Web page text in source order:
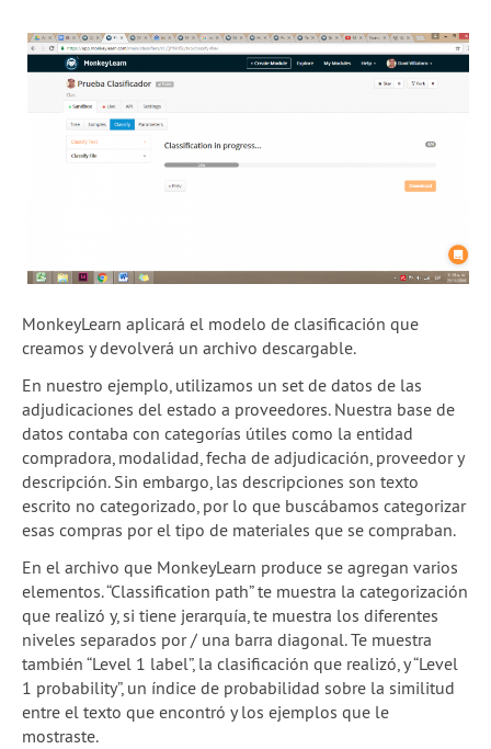
MonkeyLearn aplicará el modelo de clasificación que
creamos y devolverá un archivo descargable.
En nuestro ejemplo, utilizamos un set de datos de las
adjudicaciones del estado a proveedores. Nuestra base de
datos contaba con categorías útiles como la entidad
compradora, modalidad, fecha de adjudicación, proveedor y
descripción. Sin embargo, las descripciones son texto
escrito no categorizado, por lo que buscábamos categorizar
esas compras por el tipo de materiales que se compraban.
En el archivo que MonkeyLearn produce se agregan varios
elementos. “Classification path” te muestra la categorización
que realizó y, si tiene jerarquía, te muestra los diferentes
niveles separados por / una barra diagonal. Te muestra
también “Level 1 label”, la clasificación que realizó, y “Level
1 probability”, un índice de probabilidad sobre la similitud
entre el texto que encontró y los ejemplos que le
mostraste.